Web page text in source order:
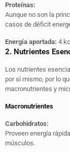
Proteínas:
Aunque no son la
casos de déficit
Energía aportada: 4
2. Nutrientes
Los nutrientes
por sí mismo, por lo
macronutrientes y
Macronutrientes
Carbohidratos:
Proveen energía
músculos.